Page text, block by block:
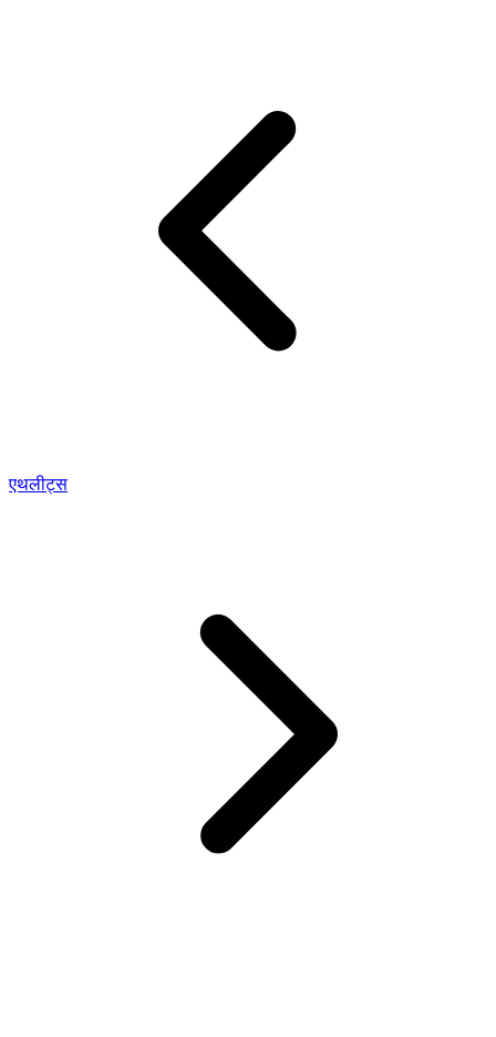
एथलीट्स